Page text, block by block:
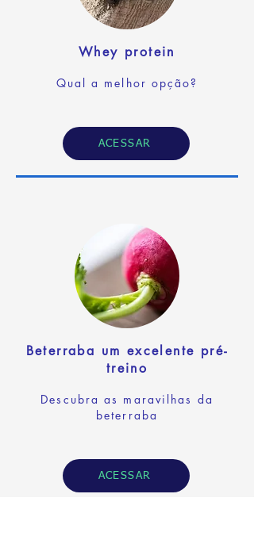
Whey protein
Qual a melhor opção?
ACESSAR
Beterraba um excelente pré-
treino
Descubra as maravilhas da
beterraba
ACESSAR